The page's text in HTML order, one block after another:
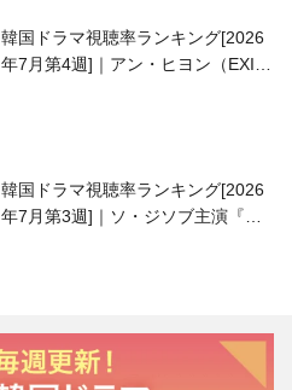
韓国ドラマ視聴率ランキング[2026
年7月第4週]｜アン・ヒヨン（EXID
韓国ドラマ視聴率ランキング[2026
年7月第3週]｜ソ・ジソブ主演『エ